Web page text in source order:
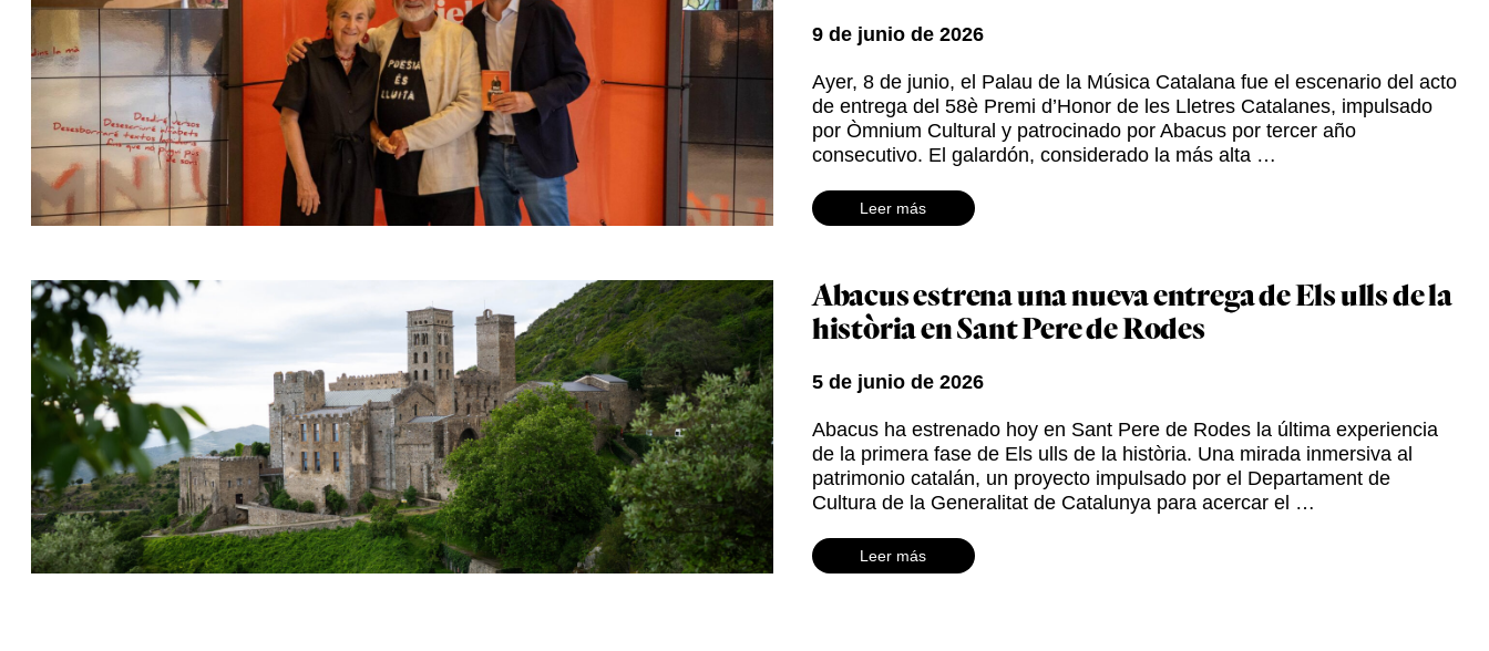
9 de junio de 2026
Ayer, 8 de junio, el Palau de la Música Catalana fue el escenario del acto
de entrega del 58è Premi d’Honor de les Lletres Catalanes, impulsado
por Òmnium Cultural y patrocinado por Abacus por tercer año
consecutivo. El galardón, considerado la más alta …
Leer más
Abacus estrena una nueva entrega de Els ulls de la
història en Sant Pere de Rodes
5 de junio de 2026
Abacus ha estrenado hoy en Sant Pere de Rodes la última experiencia
de la primera fase de Els ulls de la història. Una mirada inmersiva al
patrimonio catalán, un proyecto impulsado por el Departament de
Cultura de la Generalitat de Catalunya para acercar el …
Leer más